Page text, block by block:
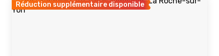
Réduction supplémentaire disponible